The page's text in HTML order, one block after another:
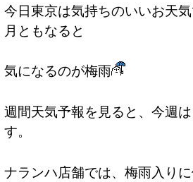
今日東京は気持ちのいいお天
月ともなると
気になるのが梅雨
週間天気予報を見ると、今週
す。
ナランハ店舗では、梅雨入り